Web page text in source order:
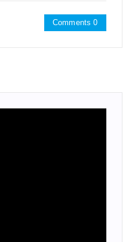
Comments 0